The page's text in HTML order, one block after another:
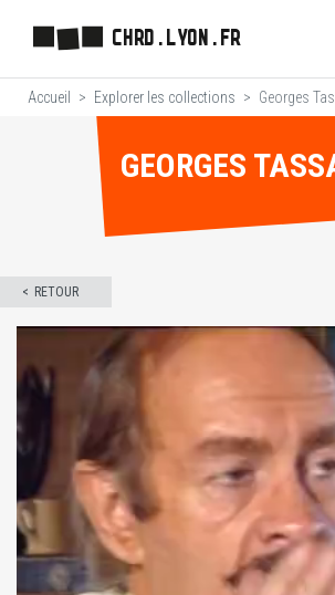
contenu
principal
CHRD.LYON.FR
Accueil Explorer les collections Georges
GEORGES
RETOUR